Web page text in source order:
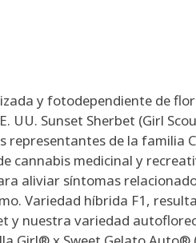
y fotodependiente de
UU. Sunset Sherbet (Girl
representantes de la familia
cannabis medicinal y
aliviar síntomas
Variedad híbrida F1,
y nuestra variedad